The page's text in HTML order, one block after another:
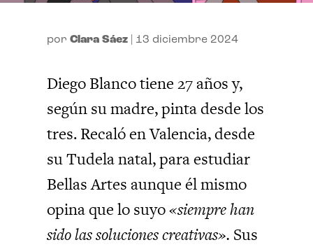
porClara Sáez 13 diciembre 2024
Diego Blanco tiene 27 años y,
según su madre, pinta desde los
tres. Recaló en Valencia, desde
su Tudela natal, para estudiar
Bellas Artes aunque él mismo
opina que lo suyo«siempre han
sido las soluciones creativas». Sus